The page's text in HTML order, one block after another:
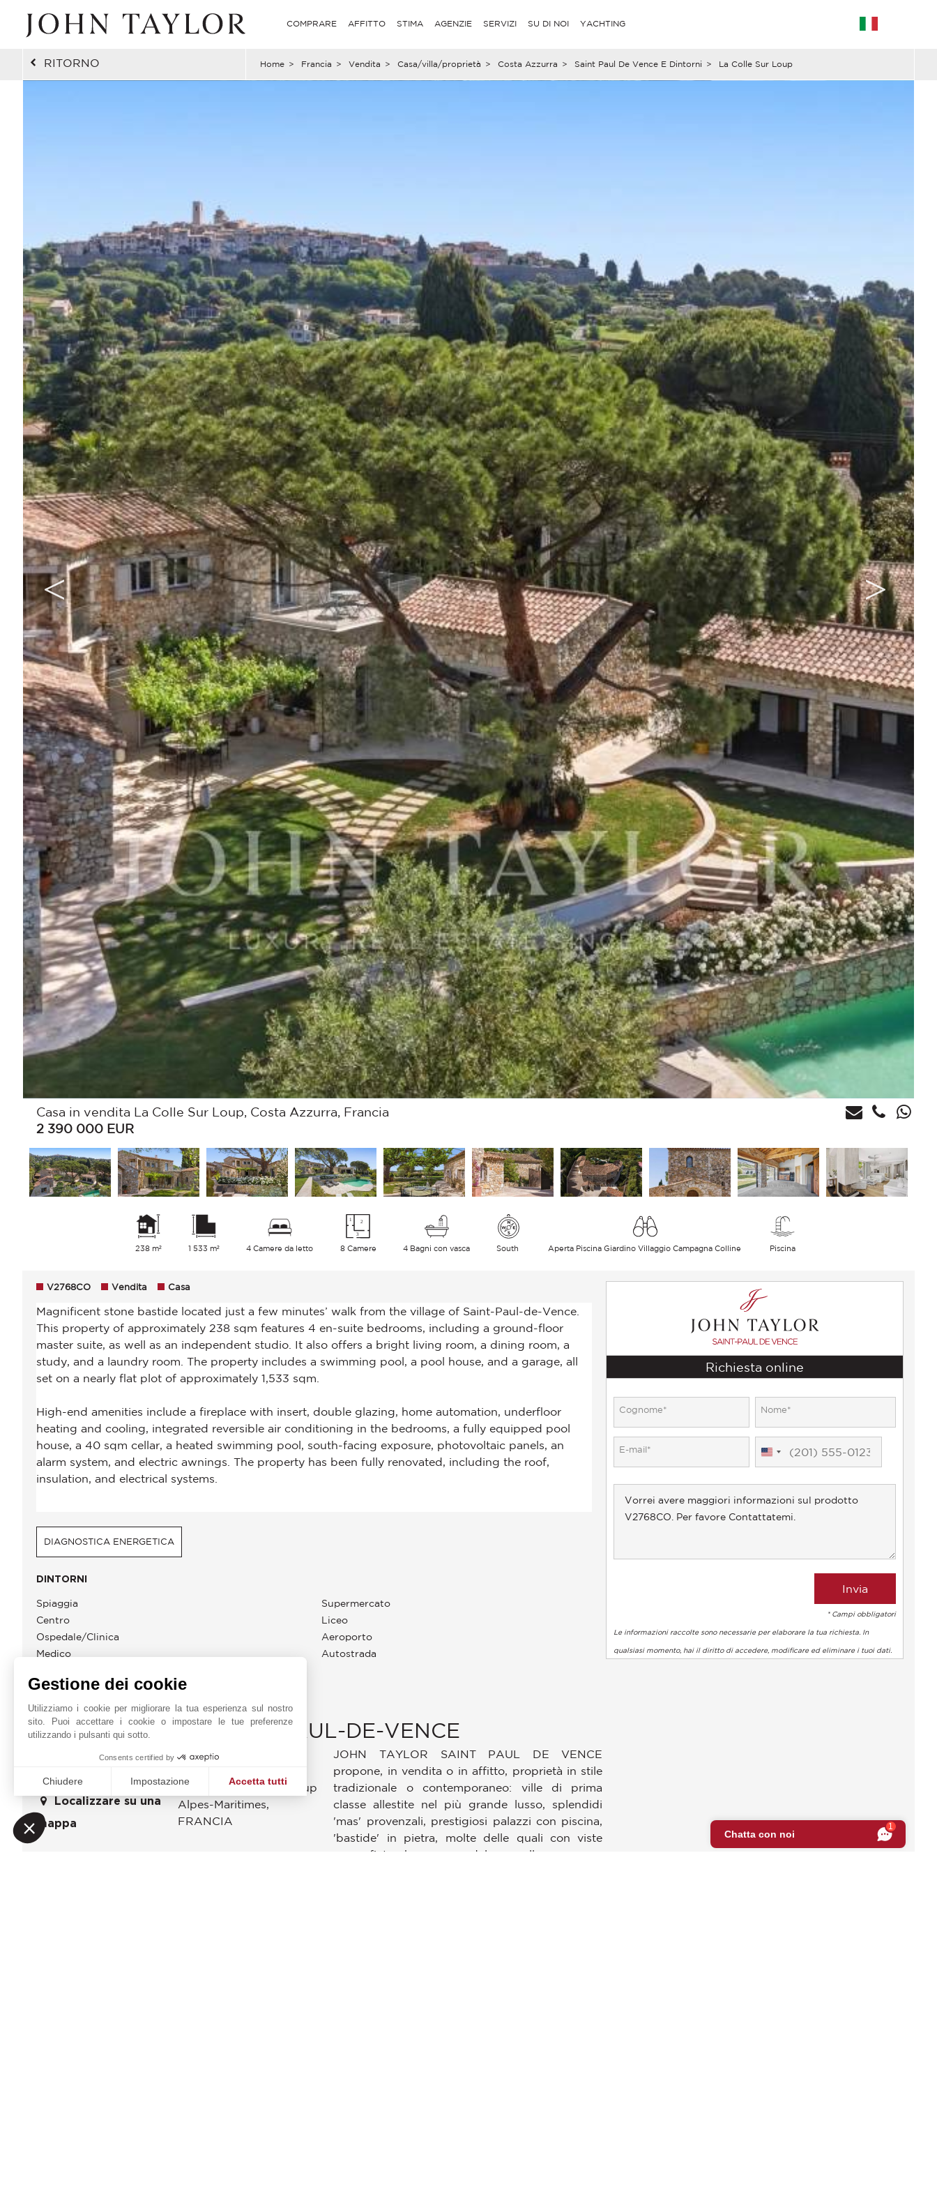
COMPRARE AFFITTO STIMA AGENZIE SERVIZI SU DI NOI YACHTING
RITORNO Home > Francia > Vendita > Casa/villa/proprietà > Costa Azzurra > Saint Paul De Vence E Dintorni > La Colle Sur Loup
Casa in vendita La Colle Sur Loup, Costa Azzurra, Francia
2 390 000 EUR
238 m² 1 533 m² 4 Camere da letto 8 Camere 4 Bagni con vasca South Aperta Piscina Giardino Villaggio Campagna Colline Piscina
V2768CO Vendita Casa
DIAGNOSTICA ENERGETICA
DINTORNI
Spiaggia
Centro
Ospedale/Clinica
Medico
Supermercato
Liceo
Aeroporto
Autostrada
JOHN TAYLOR SAINT-PAUL-DE-VENCE
Richiesta online
+33 4 93 32 83 40
Localizzare su una
mappa
JOHN TAYLOR SAS
06480
La Colle-sur-Loup
Alpes-Maritimes,
FRANCIA
JOHN TAYLOR SAINT PAUL DE VENCE
propone, in vendita o in affitto, proprietà in stile
tradizionale o contemporaneo: ville di prima
classe allestite nel più grande lusso, splendidi
'mas' provenzali, prestigiosi palazzi con piscina,
'bastide' in pietra, molte delle quali con viste
mozzafiato che passano dal mare alla campagna
Richiesta online
United
* Campi obbligatori
Le informazioni raccolte sono necessarie per elaborare la tua richiesta. In
qualsiasi momento, hai il diritto di accedere, modificare ed eliminare i tuoi dati.
Chatta con noi
1
Gestione dei cookie
Utilizziamo i cookie per migliorare la tua esperienza sul nostro
sito. Puoi accettare i cookie o impostare le tue preferenze
utilizzando i pulsanti qui sotto.
Consents certified by
Chiudere Impostazione Accetta tutti
Axeptio consent
Piattaforma di Gestione del Consenso: Personalizza le tue opzioni
La nostra piattaforma ti consente di personalizzare e gestire le tue impostazioni sulla privacy, garantendo la conformità alle normative. Personalizza le tue preferenze per controllare come